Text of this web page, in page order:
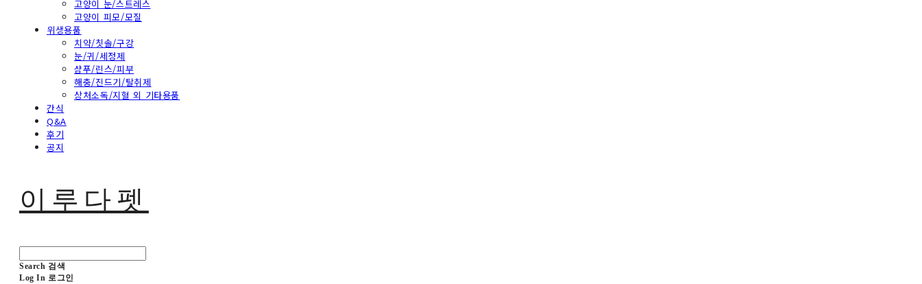
고양이 눈/스트레스
고양이 피모/모질
위생용품
치약/칫솔/구강
눈/귀/세정제
샴푸/린스/피부
해충/진드기/탈취제
상처소독/지혈 외 기타용품
간식
Q&A
후기
공지
이루다펫
Search 검색
Log In 로그인